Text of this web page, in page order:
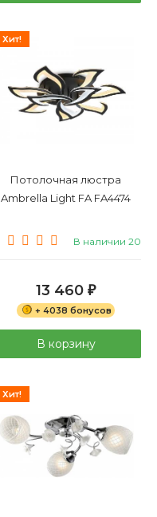
Хит!
Потолочная люстра
Ambrella Light FA FA4474
В наличии 20
13 460 ₽
+ 4038 бонусов
В корзину
Хит!